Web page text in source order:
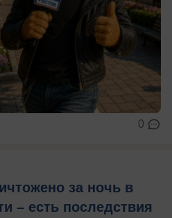
0
за ночь в
– есть последствия